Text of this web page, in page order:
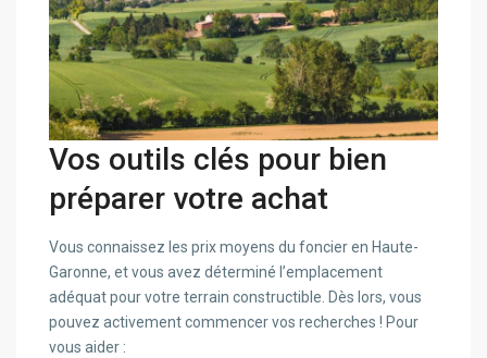
Vos outils clés pour bien
préparer votre achat
Vous connaissez les prix moyens du foncier en Haute-
Garonne, et vous avez déterminé l’emplacement
adéquat pour votre terrain constructible. Dès lors, vous
pouvez activement commencer vos recherches ! Pour
vous aider :